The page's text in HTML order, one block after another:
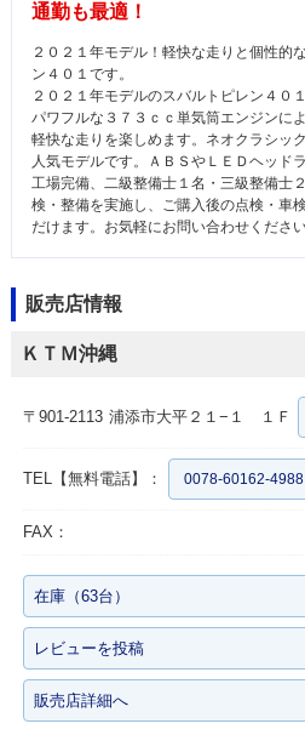
通勤も最適！
２０２１年モデル！軽快な走りと個性的
ン４０１です。
２０２１年モデルのスバルトピレン４０
パワフルな３７３ｃｃ単気筒エンジンに
軽快な走りを楽しめます。ネオクラシッ
人気モデルです。ＡＢＳやＬＥＤヘッド
工場完備、二級整備士１名・三級整備士
検・整備を実施し、ご購入後の点検・車
だけます。お気軽にお問い合わせください
販売店情報
ＫＴＭ沖縄
〒901-2113 浦添市大平２１−１ １Ｆ
TEL【無料電話】： 0078-60162-4988
FAX：
在庫（63台）
レビューを投稿
販売店詳細へ